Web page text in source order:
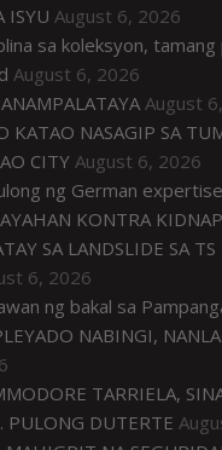
ISYU August 6, 2026
sa koleksyon,
August 6, 2026
August
KATAO NASAGIP SA
CITY August 6, 2026
ng German
KONTRA
SA LANDSLIDE SA
6, 2026
ng bakal sa
NABINGI,
TARRIELA,
PULONG DUTERTE